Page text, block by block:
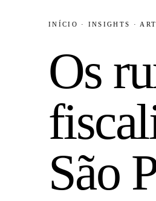
INÍCIO · INSIGHTS ·
Os
São